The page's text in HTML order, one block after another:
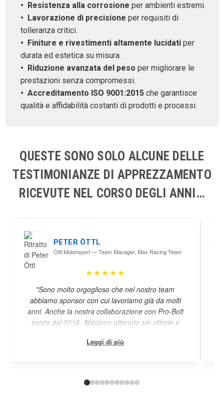
Resistenza alla corrosione per ambienti estremi.
Lavorazione di precisione per requisiti di
tolleranza critici.
Finiture e rivestimenti altamente lucidatiper
durata ed estetica su misura.
Riduzione avanzata del peso per migliorare le
prestazioni senza compromessi.
Accreditamento ISO 9001:2015che garantisce
qualità e affidabilità costanti di prodotti e processi.
QUESTE SONO SOLO ALCUNE DELLE
TESTIMONIANZE DI APPREZZAMENTO
RICEVUTE NEL CORSO DEGLI ANNI…
PETER ÖTTL
Öttl Motorsport — Team Manager, Max Racing Team
★★★★★
"Sono molto orgoglioso che nel nostro team
abbiamo sponsor con cui lavoriamo già da molti
anni. Anche la nostra collaborazione con Pro-Bolt
esiste dal 2016. Abbiamo ottenuto sei vittorie e
insieme. Vincere il GP di casa di Pro-Bolt a
migliore qualità. Con i prodotti Pro-Bolt, il nostro
team è perfettamente equipaggiato. È molto
Leggi di più